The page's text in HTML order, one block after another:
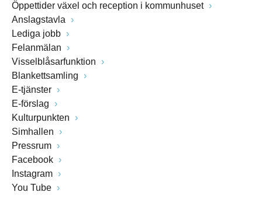
Öppettider växel och reception i kommunhuset
Anslagstavla
Lediga jobb
Felanmälan
Visselblåsarfunktion
Blankettsamling
E-tjänster
E-förslag
Kulturpunkten
Simhallen
Pressrum
Facebook
Instagram
You Tube